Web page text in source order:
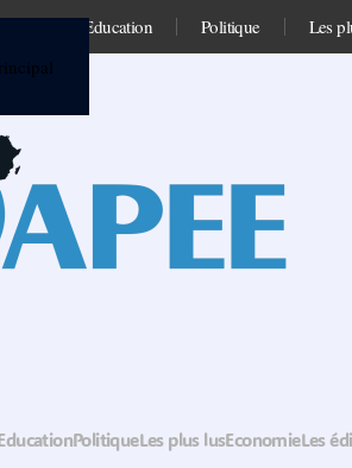
Education Politique Les
PolitiqueLes plus lusEconomieLes